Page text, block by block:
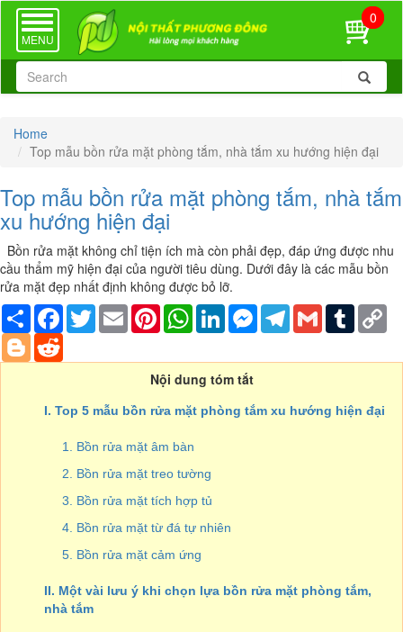
TOGGLE
NAVIGATION
MENU
0
Home
Top mẫu bồn rửa mặt phòng tắm, nhà tắm xu hướng hiện đại
Top mẫu bồn rửa mặt phòng tắm, nhà tắm
xu hướng hiện đại
Bồn rửa mặt không chỉ tiện ích mà còn phải đẹp, đáp ứng được nhu
cầu thẩm mỹ hiện đại của người tiêu dùng. Dưới đây là các mẫu bồn
rửa mặt đẹp nhất định không được bỏ lỡ.
Share Facebook
TwitterEmail PinterestWhatsAppLinkedInMessengerTelegram
Gmail Tumblr
Blogger
Nội dung tóm tắt
I. Top 5 mẫu bồn rửa mặt phòng tắm xu hướng hiện đại
1. Bồn rửa mặt âm bàn
2. Bồn rửa mặt treo tường
3. Bồn rửa mặt tích hợp tủ
4. Bồn rửa mặt từ đá tự nhiên
5. Bồn rửa mặt cảm ứng
II. Một vài lưu ý khi chọn lựa bồn rửa mặt phòng tắm,
nhà tắm